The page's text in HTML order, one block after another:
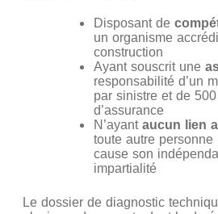
Disposant de
un organisme
construction
Ayant souscrit une
responsabilité d’un
par sinistre et de
d’assurance
N’ayant aucun lien
toute autre personne
cause son
impartialité
Le dossier de diagnostic